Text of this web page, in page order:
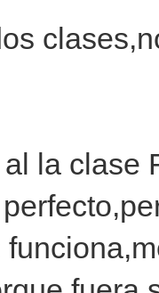
=
la clase